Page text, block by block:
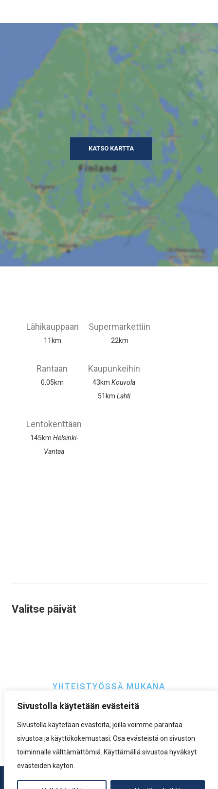
Sivustolla käytetään evästeitä
Sivustolla käytetään evästeitä, joilla voimme parantaa
sivustoa ja käyttökokemustasi. Osa evästeistä on sivuston
toiminnalle välttämättömiä. Käyttämällä sivustoa hyväksyt
evästeiden käytön.
KATSO KARTTA
Lähikauppaan
11km
Supermarkettiin
22km
Rantaan
0.05km
Kaupunkeihin
43kmKouvola
51km Lahti
Lentokenttään
145km Helsinki-
Vantaa
Valitse päivät
YHTEISTYÖSSÄ MUKANA